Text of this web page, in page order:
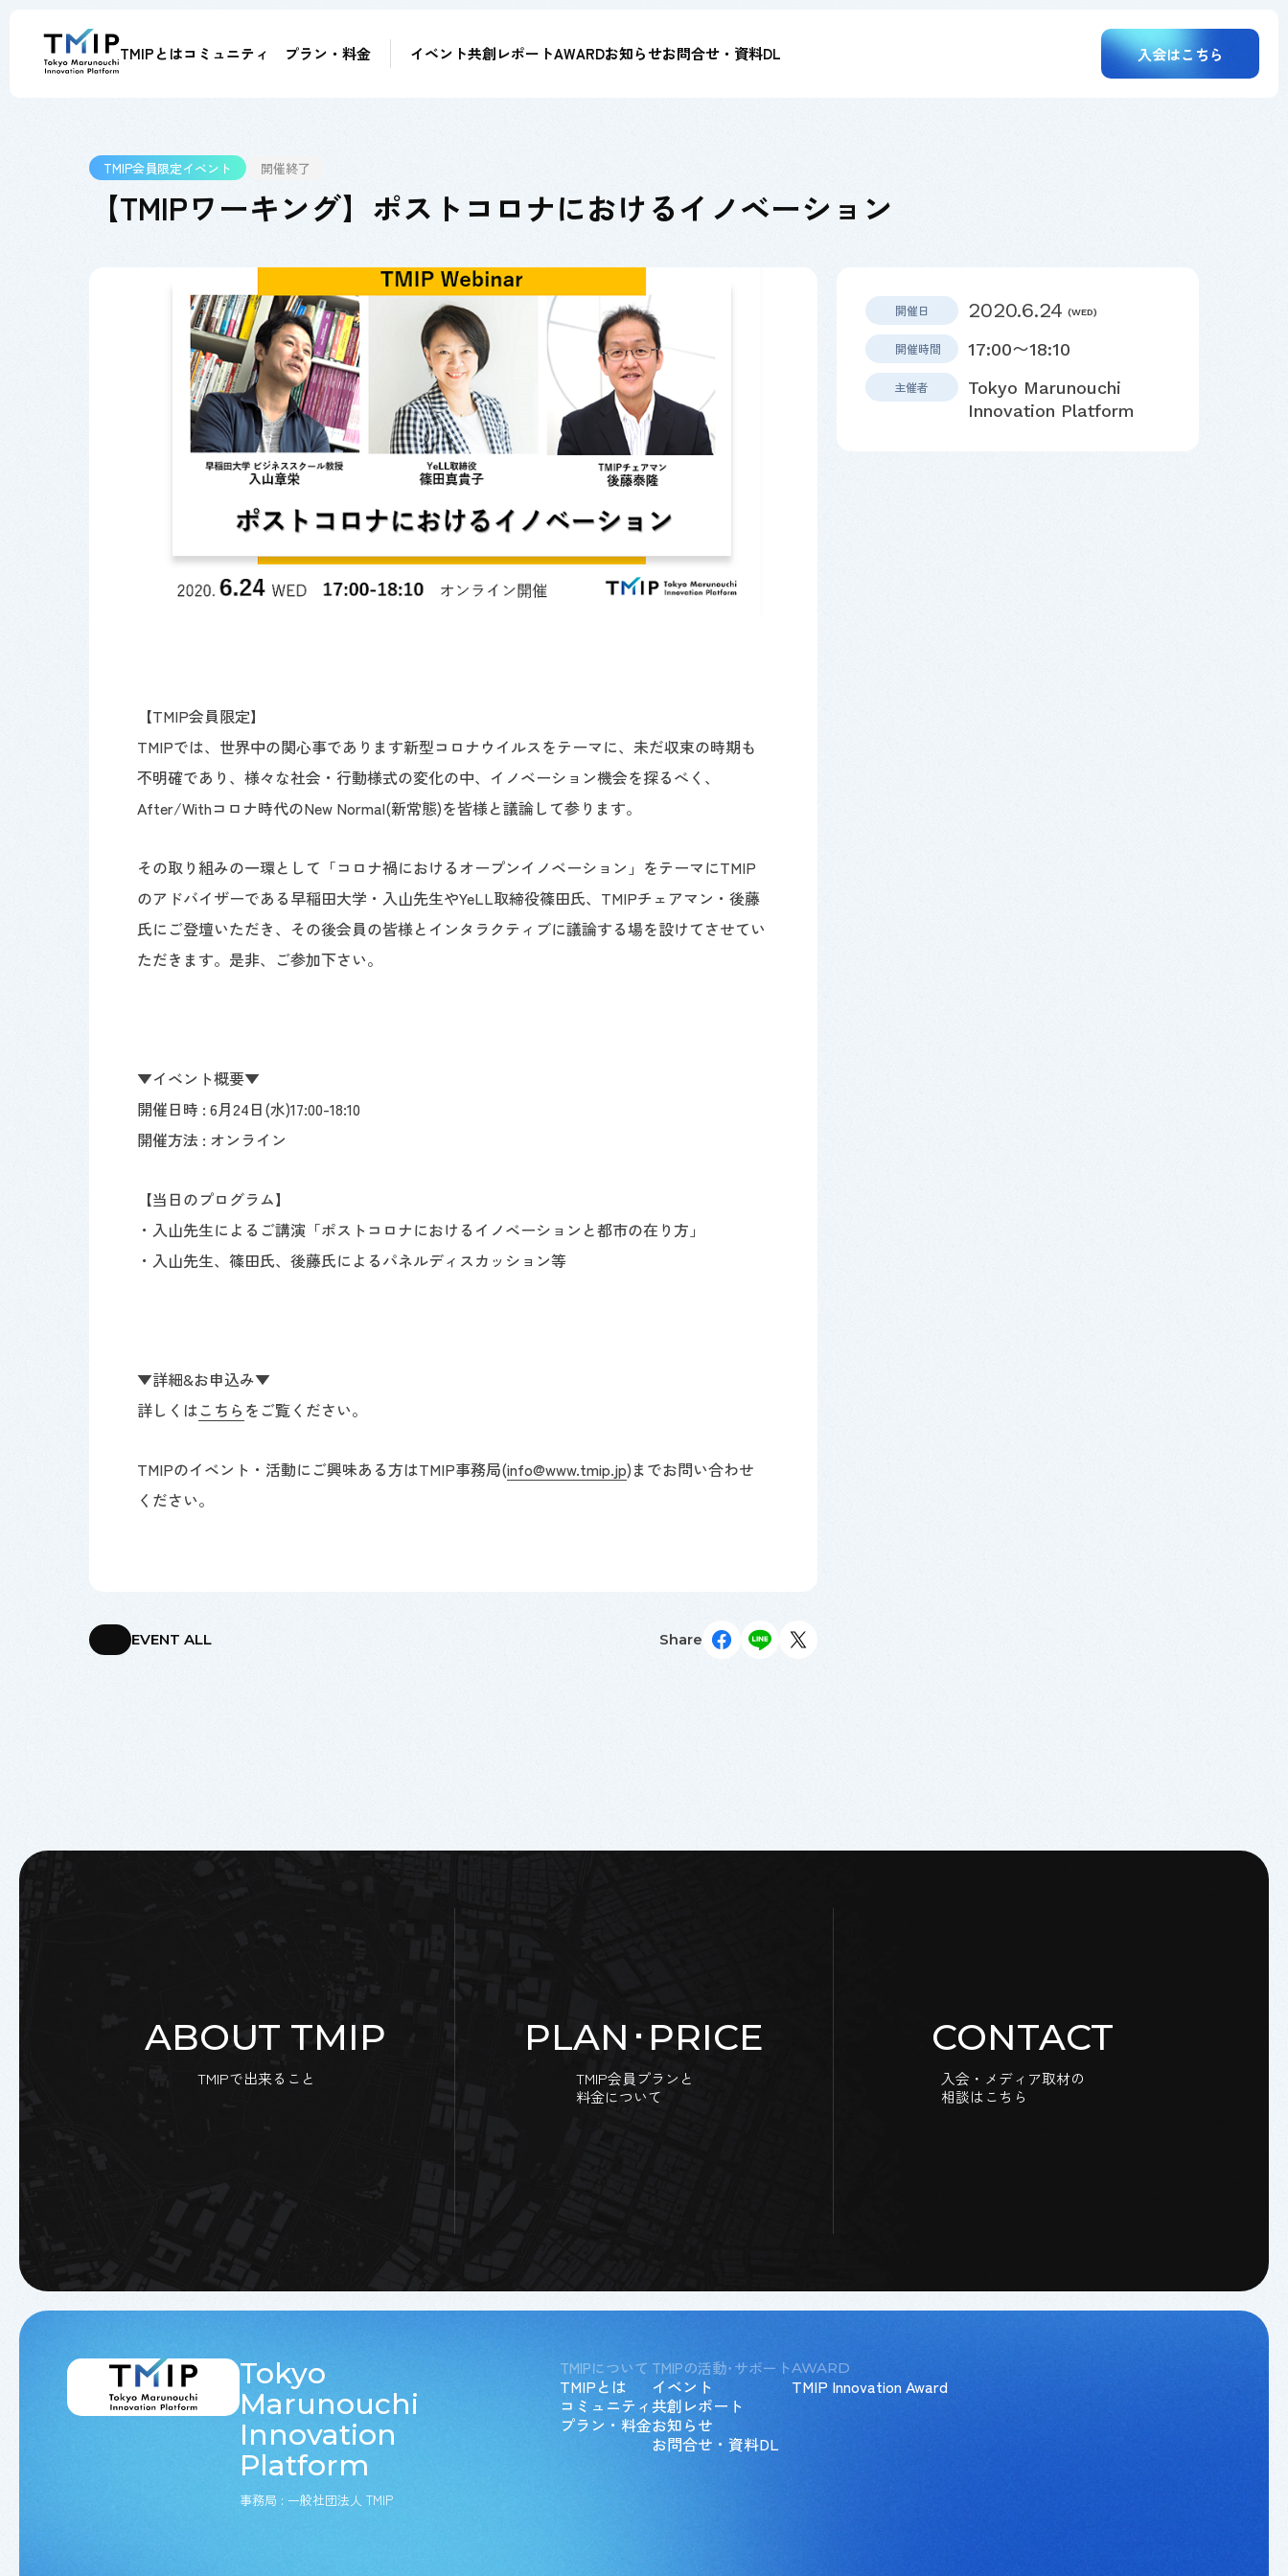
TMIPとはコミュニティ プラン・料金 イベント共創レポートAWARDお知らせお問合せ・資料DL 入会はこちら
TMIP会員限定イベント 開催終了
【TMIPワーキング】ポストコロナにおけるイノベーション
開催日 2020.6.24 (WED)
開催時間 17:00〜18:10
主催者
Tokyo Marunouchi
Innovation Platform
【TMIP会員限定】
TMIPでは、世界中の関心事であります新型コロナウイルスをテーマに、未だ収束の時期も
不明確であり、様々な社会・行動様式の変化の中、イノベーション機会を探るべく、
After/Withコロナ時代のNew Normal(新常態)を皆様と議論して参ります。
その取り組みの一環として「コロナ禍におけるオープンイノベーション」をテーマにTMIP
のアドバイザーである早稲田大学・入山先生やYeLL取締役篠田氏、TMIPチェアマン・後藤
氏にご登壇いただき、その後会員の皆様とインタラクティブに議論する場を設けてさせてい
ただきます。是非、ご参加下さい。
▼イベント概要▼
開催日時 : 6月24日(水)17:00-18:10
開催方法 : オンライン
【当日のプログラム】
・入山先生によるご講演「ポストコロナにおけるイノベーションと都市の在り方」
・入山先生、篠田氏、後藤氏によるパネルディスカッション等
▼詳細&お申込み▼
詳しくはこちら をご覧ください。
TMIPのイベント・活動にご興味ある方はTMIP事務局(info@www.tmip.jp)までお問い合わせ
ください。
EVENT ALL Share
ABOUT TMIP
TMIPで出来ること
PLAN･PRICE
TMIP会員プランと
料金について
CONTACT
入会・メディア取材の
相談はこちら
Tokyo
Marunouchi
Innovation
Platform
事務局 : 一般社団法人 TMIP
TMIPについて
TMIPとは
コミュニティ
プラン・料金
TMIPの活動･サポート
イベント
共創レポート
お知らせ
お問合せ・資料DL
AWARD
TMIP Innovation Award